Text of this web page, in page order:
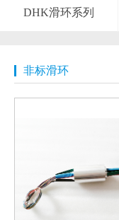
DHK滑环系列
非标滑环